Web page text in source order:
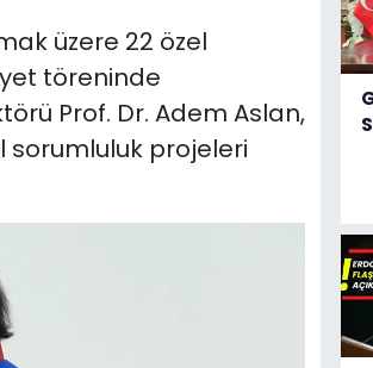
üzere 22 özel
töreninde
Prof. Dr. Adem Aslan,
sorumluluk projeleri